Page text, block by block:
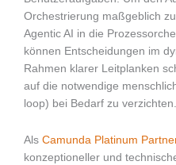
Orchestrierung maßgeblich
Agentic AI in die
können Entscheidungen im
Rahmen klarer Leitplanken
auf die notwendige
loop) bei Bedarf zu verzichten.
Als Camunda Platinum
konzeptioneller und